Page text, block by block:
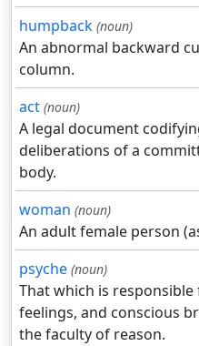
humpback (noun)
An abnormal backward
column.
act (noun)
A legal document
deliberations of a
body.
woman (noun)
An adult female person
psyche (noun)
That which is
feelings, and conscious
the faculty of reason.